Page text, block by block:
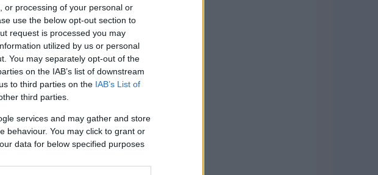
or processing of your personal or
use the below opt-out section to
request is processed you may
utilized by us or personal
You may separately opt-out of the
on the IAB’s list of downstream
to third parties on the IAB’s List of
third parties.
services and may gather and store
behaviour. You may click to grant or
data for below specified purposes
pedonale dal
e
in
in